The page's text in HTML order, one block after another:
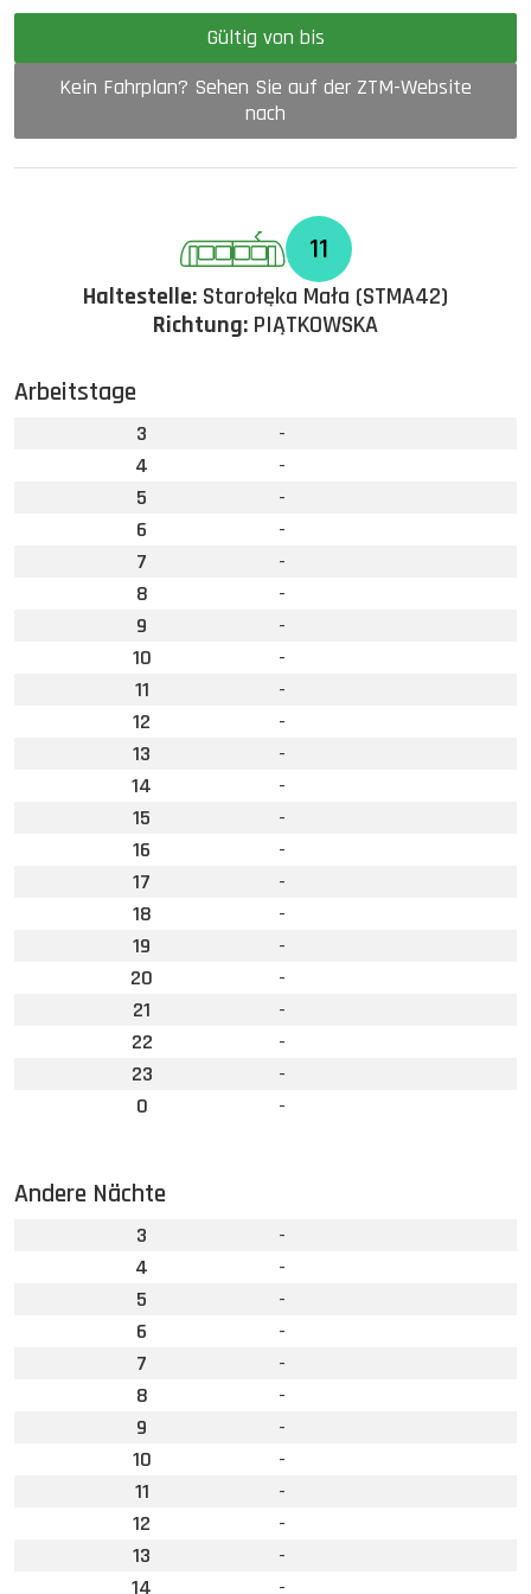
Gültig von bis
Kein Fahrplan? Sehen Sie auf der ZTM-Website
nach
11
Haltestelle: Starołęka Mała (STMA42)
Richtung: PIĄTKOWSKA
Arbeitstage
3
-
4
-
5
-
6
-
7
-
8
-
9
-
10
-
11
-
12
-
13
-
14
-
15
-
16
-
17
-
18
-
19
-
20
-
21
-
22
-
23
-
0
-
Andere Nächte
3
-
4
-
5
-
6
-
7
-
8
-
9
-
10
-
11
-
12
-
13
-
14
-